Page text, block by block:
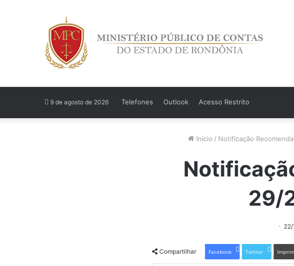
9 de agosto de 2026 Telefones Outlook Acesso Restrito
Início / Notificação
29/
Compartilhar Facebook Twitter